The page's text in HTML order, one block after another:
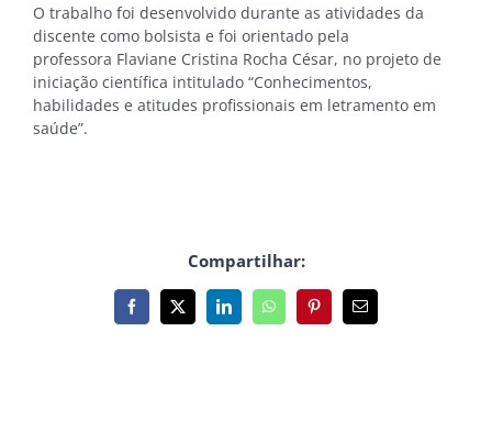
O trabalho foi desenvolvido durante as atividades da
discente como bolsista e foi orientado pela
professora Flaviane Cristina Rocha César, no projeto de
iniciação científica intitulado “Conhecimentos,
habilidades e atitudes profissionais em letramento em
saúde”.
Compartilhar:
Facebook
X LinkedInWhatsAppPinterest
E-
mail